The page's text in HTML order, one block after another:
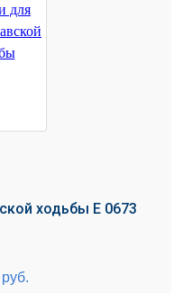
ходьбы E 0673
руб.